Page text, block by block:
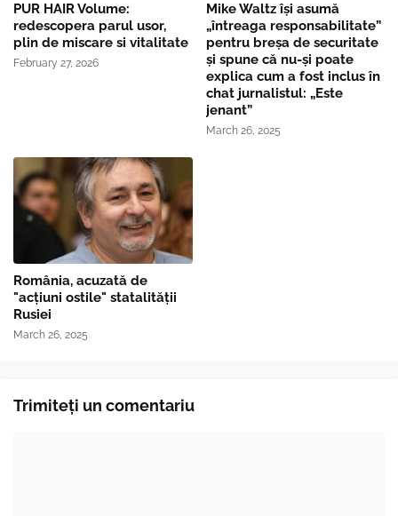
PUR HAIR Volume:
redescopera parul usor,
plin de miscare si vitalitate
February 27, 2026
Mike Waltz îşi asumă
„întreaga responsabilitate”
pentru breşa de securitate
și spune că nu-și poate
explica cum a fost inclus în
chat jurnalistul: „Este
jenant”
March 26, 2025
România, acuzată de
"acțiuni ostile" statalității
Rusiei
March 26, 2025
Trimiteți un comentariu